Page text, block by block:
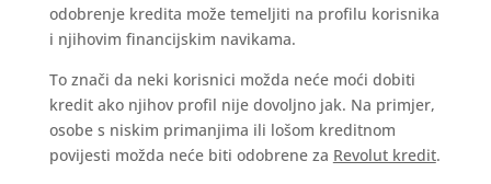
odobrenje kredita može temeljiti na profilu korisnika
i njihovim financijskim navikama.
To znači da neki korisnici možda neće moći dobiti
kredit ako njihov profil nije dovoljno jak. Na primjer,
osobe s niskim primanjima ili lošom kreditnom
povijesti možda neće biti odobrene za Revolut kredit.